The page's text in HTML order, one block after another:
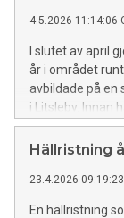
4.5.2026 11:14:06
I slutet av april
år i området
avbildade på en
i Litsleby. Innan
skyddas, sker
Hällristning
23.4.2026 09:19:23
En hällristning